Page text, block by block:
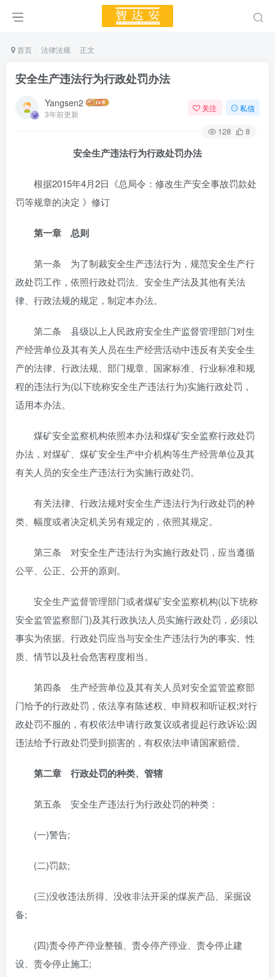
首页 法律法规 正文
安全生产违法行为行政处罚办法
Yangsen2
3年前更新
关注 私信
128 8
安全生产违法行为行政处罚办法
根据2015年4月2日《总局令：修改生产安全事故罚款处
罚等规章的决定 》修订
第一章 总则
第一条 为了制裁安全生产违法行为，规范安全生产行
政处罚工作，依照行政处罚法、安全生产法及其他有关法
律、行政法规的规定，制定本办法。
第二条 县级以上人民政府安全生产监督管理部门对生
产经营单位及其有关人员在生产经营活动中违反有关安全生
产的法律、行政法规、部门规章、国家标准、行业标准和规
程的违法行为(以下统称安全生产违法行为)实施行政处罚，
适用本办法。
煤矿安全监察机构依照本办法和煤矿安全监察行政处罚
办法，对煤矿、煤矿安全生产中介机构等生产经营单位及其
有关人员的安全生产违法行为实施行政处罚。
有关法律、行政法规对安全生产违法行为行政处罚的种
类、幅度或者决定机关另有规定的，依照其规定。
第三条 对安全生产违法行为实施行政处罚，应当遵循
公平、公正、公开的原则。
安全生产监督管理部门或者煤矿安全监察机构(以下统称
安全监管监察部门)及其行政执法人员实施行政处罚，必须以
事实为依据。行政处罚应当与安全生产违法行为的事实、性
质、情节以及社会危害程度相当。
第四条 生产经营单位及其有关人员对安全监管监察部
门给予的行政处罚，依法享有陈述权、申辩权和听证权;对行
政处罚不服的，有权依法申请行政复议或者提起行政诉讼;因
违法给予行政处罚受到损害的，有权依法申请国家赔偿。
第二章 行政处罚的种类、管辖
第五条 安全生产违法行为行政处罚的种类：
(一)警告;
(二)罚款;
(三)没收违法所得、没收非法开采的煤炭产品、采掘设
备;
(四)责令停产停业整顿、责令停产停业、责令停止建
设、责令停止施工;